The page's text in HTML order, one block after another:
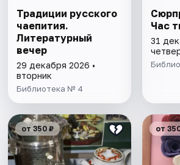
Традиции русского
чаепития.
Литературный
вечер
29 декабря 2026 •
вторник
Библиотека № 4
Час
31
от 350 ₽ от